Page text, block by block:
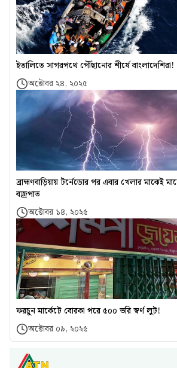
ইতালিতে সাগরপথে পৌঁছানোর শীর্ষে বাংলাদেশিরা!
অক্টোবর ২৪, ২০২৫
ব্রাহ্মণবাড়িয়ায় টর্নেডোর পর এবার খেলার মাঝেই
বজ্রপাত
অক্টোবর ১৪, ২০২৫
ফরচুন মার্কেটে বোরকা পরে ৫০০ ভরি স্বর্ণ লুট!
অক্টোবর ০৯, ২০২৫